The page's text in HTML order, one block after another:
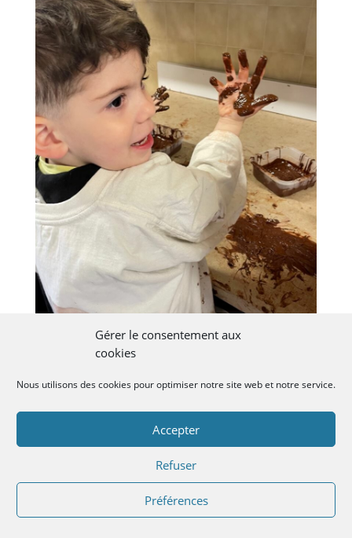
Gérer le consentement aux
cookies
Nous utilisons des cookies pour optimiser notre site web et notre service.
Accepter
Refuser
Préférences